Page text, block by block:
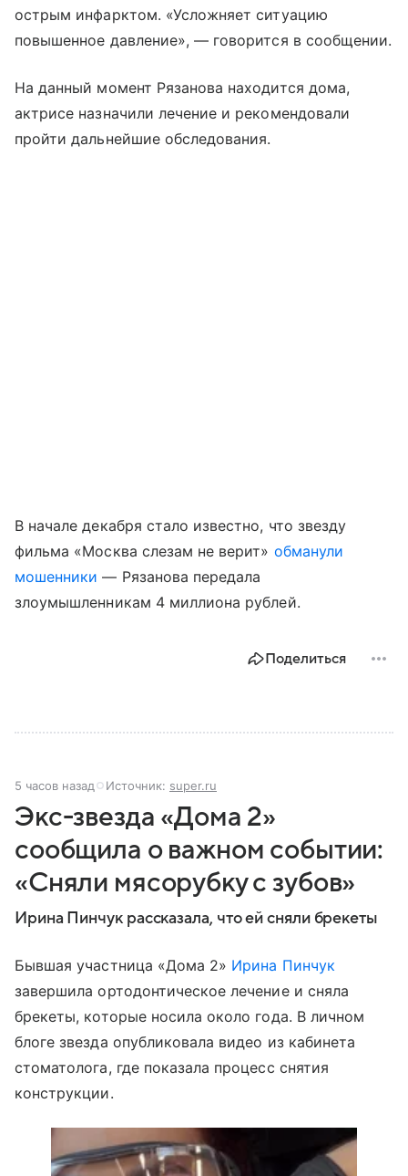
острым инфарктом. «Усложняет ситуацию
повышенное давление», — говорится в сообщении.
На данный момент Рязанова находится дома,
актрисе назначили лечение и рекомендовали
пройти дальнейшие обследования.
В начале декабря стало известно, что звезду
фильма «Москва слезам не верит» обманули
мошенники — Рязанова передала
злоумышленникам 4 миллиона рублей.
Поделиться
5 часов назад Источник: super.ru
Экс-звезда «Дома 2»
сообщила о важном событии:
«Сняли мясорубку с зубов»
Ирина Пинчук рассказала, что ей сняли брекеты
Бывшая участница «Дома 2» Ирина Пинчук
завершила ортодонтическое лечение и сняла
брекеты, которые носила около года. В личном
блоге звезда опубликовала видео из кабинета
стоматолога, где показала процесс снятия
конструкции.